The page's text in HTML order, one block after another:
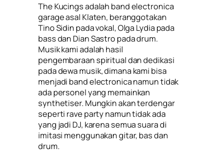
The Kucings adalah band electronica
garage asal Klaten, beranggotakan
Tino Sidin pada vokal, Olga Lydia pada
bass dan Dian Sastro pada drum.
Musik kami adalah hasil
pengembaraan spiritual dan dedikasi
pada dewa musik, dimana kami bisa
menjadi band electronica namun tidak
ada personel yang memainkan
synthetiser. Mungkin akan terdengar
seperti rave party namun tidak ada
yang jadi DJ, karena semua suara di
imitasi menggunakan gitar, bas dan
drum.